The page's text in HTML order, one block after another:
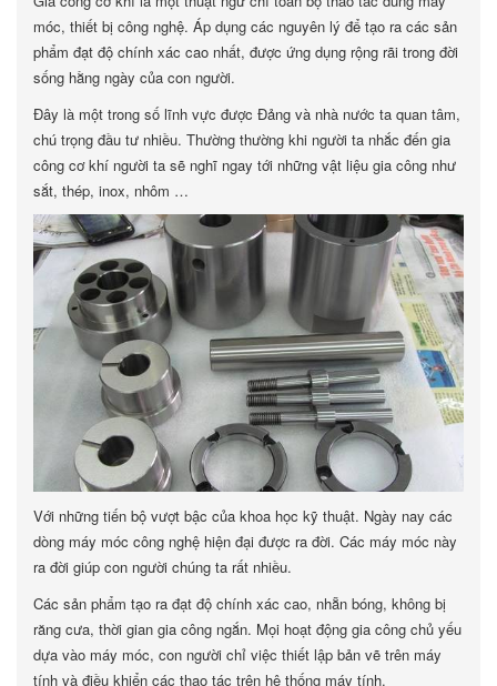
móc, thiết bị công nghệ. Áp dụng các nguyên lý để tạo ra các sản
phẩm đạt độ chính xác cao nhất, được ứng dụng rộng rãi trong đời
sống hằng ngày của con người.
Đây là một trong số lĩnh vực được Đảng và nhà nước ta quan tâm,
chú trọng đầu tư nhiều. Thường thường khi người ta nhắc đến gia
công cơ khí người ta sẽ nghĩ ngay tới những vật liệu gia công như
sắt, thép, inox, nhôm …
Với những tiến bộ vượt bậc của khoa học kỹ thuật. Ngày nay các
dòng máy móc công nghệ hiện đại được ra đời. Các máy móc này
ra đời giúp con người chúng ta rất nhiều.
Các sản phẩm tạo ra đạt độ chính xác cao, nhẵn bóng, không bị
răng cưa, thời gian gia công ngắn. Mọi hoạt động gia công chủ yếu
dựa vào máy móc, con người chỉ việc thiết lập bản vẽ trên máy
tính và điều khiển các thao tác trên hệ thống máy tính.